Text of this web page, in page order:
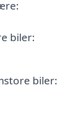
biler:
biler: